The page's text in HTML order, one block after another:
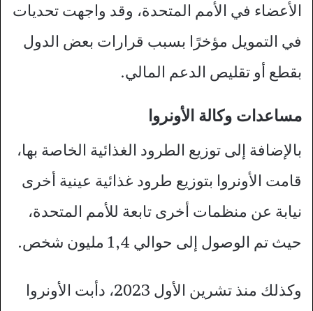
الأعضاء في الأمم المتحدة، وقد واجهت تحديات
في التمويل مؤخرًا بسبب قرارات بعض الدول
بقطع أو تقليص الدعم المالي.
مساعدات وكالة الأونروا
بالإضافة إلى توزيع الطرود الغذائية الخاصة بها،
قامت الأونروا بتوزيع طرود غذائية عينية أخرى
نيابة عن منظمات أخرى تابعة للأمم المتحدة،
حيث تم الوصول إلى حوالي 1,4 مليون شخص.
وكذلك منذ تشرين الأول 2023، دأبت الأونروا